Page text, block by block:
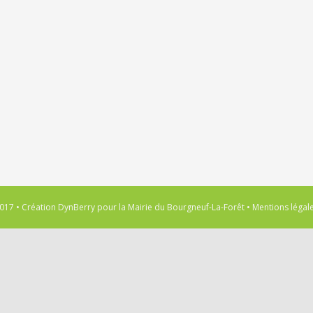
• Création DynBerry pour la Mairie du Bourgneuf-La-Forêt • Mentions